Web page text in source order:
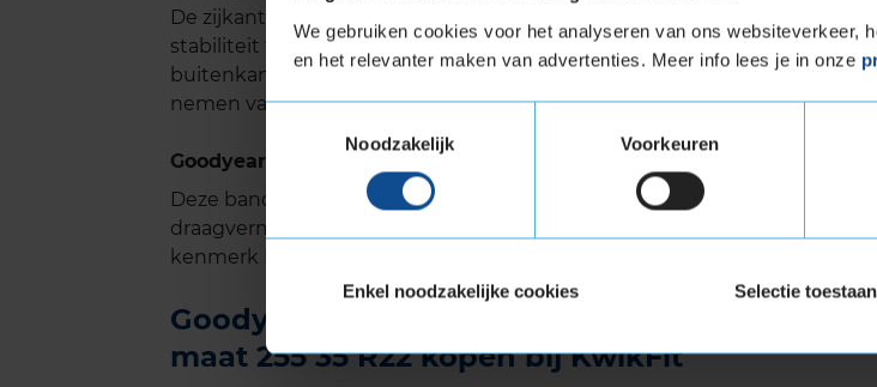
We gebruiken cookies voor het analyseren van ons websiteverkeer,
en het relevanter maken van advertenties. Meer info lees je in onze
Toestemmingsselectie
Noodzakelijk
Voorkeuren
Enkel noodzakelijke cookies Selectie toestaan
De zijkanten van de band hebben een super stijf ontwerp. Dit verbetert
stabiliteit tijdens het rijden. De band heeft een massief gesloten patroon
buitenkant. Dit zorgt voor behendige prestaties op droge oppervlakken
nemen van bochten.
Goodyear EAGLE F1 SUPERSPORT met Extra Load (verstevigde band)
Deze band is ook geschikt voor voertuigen die banden met een hoger
draagvermogen nodig hebben. Verstevigde banden zijn te herkennen
kenmerk Extra Load.
Goodyear EAGLE F1 SUPERSPORT Extra load in
maat 255 35 R22 kopen bij KwikFit